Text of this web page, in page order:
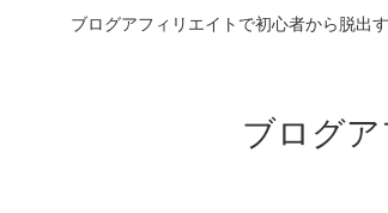
ブログアフィリエイトで初心者から脱出
ブログ